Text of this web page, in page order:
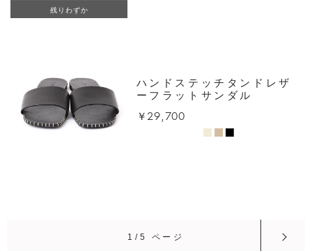
残りわずか
ハンドステッチタンドレザ
ーフラットサンダル
￥29,700
1/5 ページ